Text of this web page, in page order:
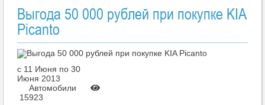
Выгода 50 000 рублей при покупке KIA
Picanto
c 11 Июня по 30
Июня 2013
Автомобили
15923